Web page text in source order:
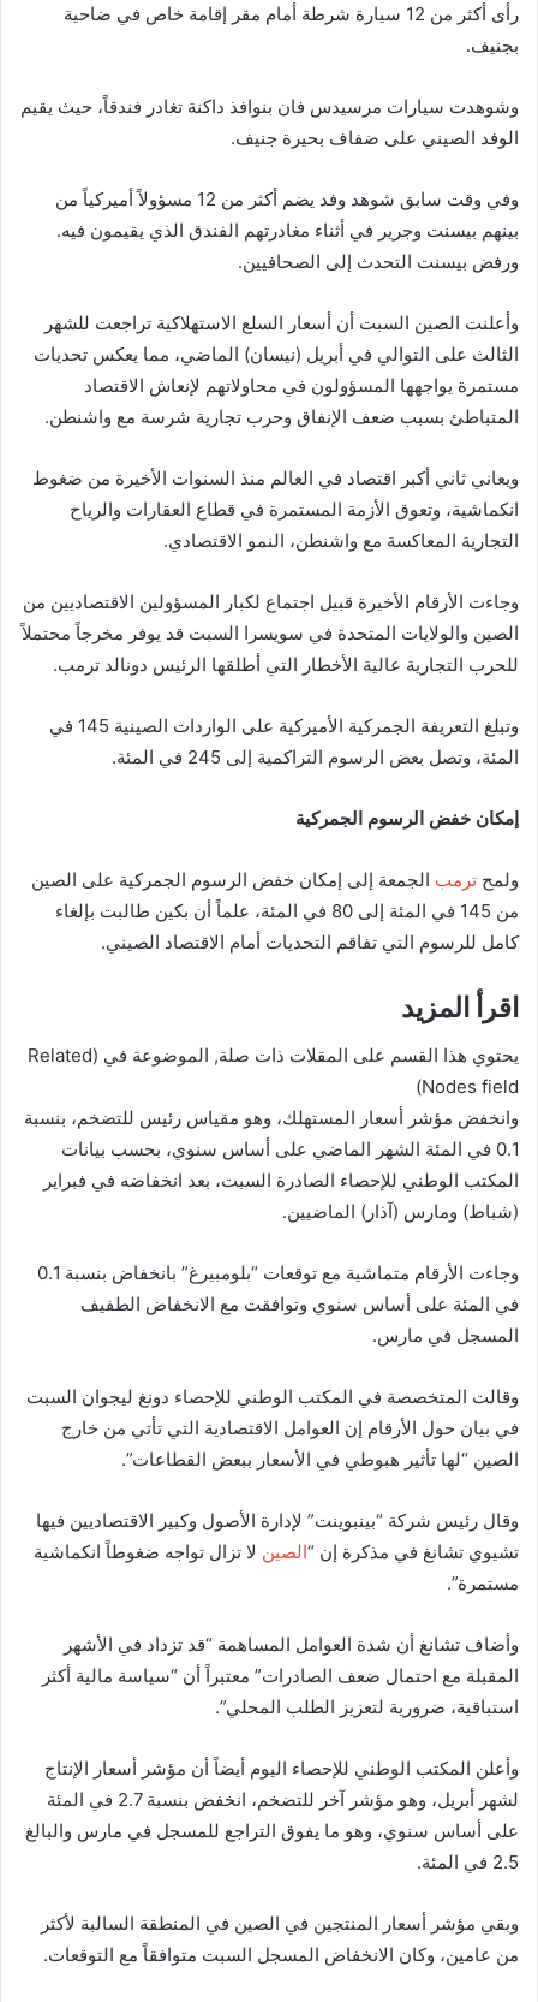
رأى أكثر من 12 سيارة شرطة أمام مقر إقامة خاص في ضاحية
بجنيف.
وشوهدت سيارات مرسيدس فان بنوافذ داكنة تغادر فندقاً، حيث يقيم
الوفد الصيني على ضفاف بحيرة جنيف.
وفي وقت سابق شوهد وفد يضم أكثر من 12 مسؤولاً أميركياً من
بينهم بيسنت وجرير في أثناء مغادرتهم الفندق الذي يقيمون فيه.
ورفض بيسنت التحدث إلى الصحافيين.
وأعلنت الصين السبت أن أسعار السلع الاستهلاكية تراجعت للشهر
الثالث على التوالي في أبريل (نيسان) الماضي، مما يعكس تحديات
مستمرة يواجهها المسؤولون في محاولاتهم لإنعاش الاقتصاد
المتباطئ بسبب ضعف الإنفاق وحرب تجارية شرسة مع واشنطن.
ويعاني ثاني أكبر اقتصاد في العالم منذ السنوات الأخيرة من ضغوط
انكماشية، وتعوق الأزمة المستمرة في قطاع العقارات والرياح
التجارية المعاكسة مع واشنطن، النمو الاقتصادي.
وجاءت الأرقام الأخيرة قبيل اجتماع لكبار المسؤولين الاقتصاديين من
الصين والولايات المتحدة في سويسرا السبت قد يوفر مخرجاً محتملاً
للحرب التجارية عالية الأخطار التي أطلقها الرئيس دونالد ترمب.
وتبلغ التعريفة الجمركية الأميركية على الواردات الصينية 145 في
المئة، وتصل بعض الرسوم التراكمية إلى 245 في المئة.
إمكان خفض الرسوم الجمركية
ولمح ترمب الجمعة إلى إمكان خفض الرسوم الجمركية على الصين
من 145 في المئة إلى 80 في المئة، علماً أن بكين طالبت بإلغاء
كامل للرسوم التي تفاقم التحديات أمام الاقتصاد الصيني.
اقرأ المزيد
يحتوي هذا القسم على المقلات ذات صلة, الموضوعة في (Related
Nodes field)
وانخفض مؤشر أسعار المستهلك، وهو مقياس رئيس للتضخم، بنسبة
0.1 في المئة الشهر الماضي على أساس سنوي، بحسب بيانات
المكتب الوطني للإحصاء الصادرة السبت، بعد انخفاضه في فبراير
(شباط) ومارس (آذار) الماضيين.
وجاءت الأرقام متماشية مع توقعات “بلومبيرغ” بانخفاض بنسبة 0.1
في المئة على أساس سنوي وتوافقت مع الانخفاض الطفيف
المسجل في مارس.
وقالت المتخصصة في المكتب الوطني للإحصاء دونغ ليجوان السبت
في بيان حول الأرقام إن العوامل الاقتصادية التي تأتي من خارج
الصين “لها تأثير هبوطي في الأسعار ببعض القطاعات”.
وقال رئيس شركة “بينبوينت” لإدارة الأصول وكبير الاقتصاديين فيها
تشيوي تشانغ في مذكرة إن “الصين لا تزال تواجه ضغوطاً انكماشية
مستمرة”.
وأضاف تشانغ أن شدة العوامل المساهمة “قد تزداد في الأشهر
المقبلة مع احتمال ضعف الصادرات” معتبراً أن “سياسة مالية أكثر
استباقية، ضرورية لتعزيز الطلب المحلي”.
وأعلن المكتب الوطني للإحصاء اليوم أيضاً أن مؤشر أسعار الإنتاج
لشهر أبريل، وهو مؤشر آخر للتضخم، انخفض بنسبة 2.7 في المئة
على أساس سنوي، وهو ما يفوق التراجع للمسجل في مارس والبالغ
2.5 في المئة.
وبقي مؤشر أسعار المنتجين في الصين في المنطقة السالبة لأكثر
من عامين، وكان الانخفاض المسجل السبت متوافقاً مع التوقعات.